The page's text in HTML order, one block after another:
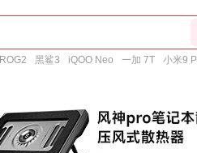
ROG2 黑鲨3 iQOO Neo 一加 7T 小米9